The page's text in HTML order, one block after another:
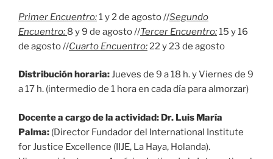
Primer Encuentro:1 y 2 de agosto //Segundo
Encuentro: 8 y 9 de agosto //Tercer Encuentro:15 y 16
de agosto //Cuarto Encuentro:22 y 23 de agosto
Distribución horaria:Jueves de 9 a 18 h. y Viernes de 9
a 17 h. (intermedio de 1 hora en cada día para almorzar)
Docente a cargo de la actividad: Dr. Luis María
Palma: (Director Fundador del International Institute
for Justice Excellence (IIJE, La Haya, Holanda).